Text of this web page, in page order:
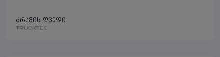
ძრავის ღვედი
TRUCKTEC